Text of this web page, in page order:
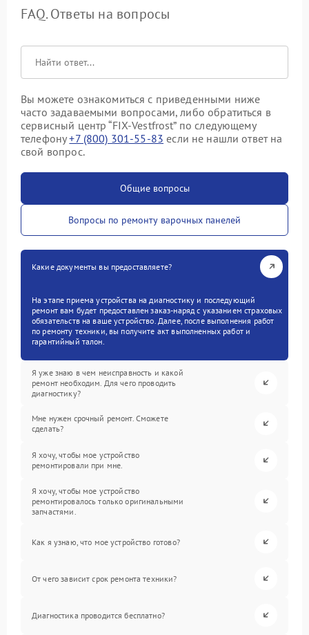
FAQ. Ответы на вопросы
Вы можете ознакомиться с приведенными ниже
часто задаваемыми вопросами, либо обратиться в
сервисный центр “FIX-Vestfrost” по следующему
телефону+7 (800) 301-55-83 если не нашли ответ на
свой вопрос.
Общие вопросы
Вопросы по ремонту варочных панелей
Какие документы вы предоставляете?
На этапе приема устройства на диагностику и последующий
ремонт вам будет предоставлен заказ-наряд с указанием страховых
обязательств на ваше устройство. Далее, после выполнения работ
по ремонту техники, вы получите акт выполненных работ и
гарантийный талон.
Я уже знаю в чем неисправность и какой
ремонт необходим. Для чего проводить
диагностику?
Мне нужен срочный ремонт. Сможете
сделать?
Я хочу, чтобы мое устройство
ремонтировали при мне.
Я хочу, чтобы мое устройство
ремонтировалось только оригинальными
запчастями.
Как я узнаю, что мое устройство готово?
От чего зависит срок ремонта техники?
Диагностика проводится бесплатно?